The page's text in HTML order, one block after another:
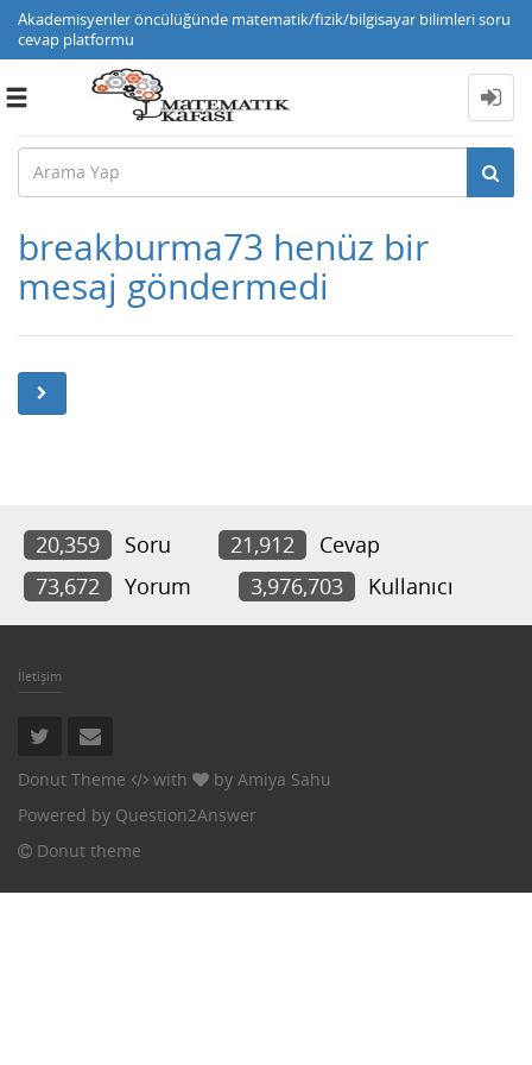
Akademisyenler öncülüğünde matematik/fizik/bilgisayar bilimleri soru
cevap platformu
Toggle
breakburma73 henüz bir
mesaj göndermedi
20,359 Soru 21,912
Cevap
73,672
Yorum 3,976,703 Kullanıcı
İletişim
Donut Theme with by Amiya Sahu
Powered by Question2Answer
Donut theme